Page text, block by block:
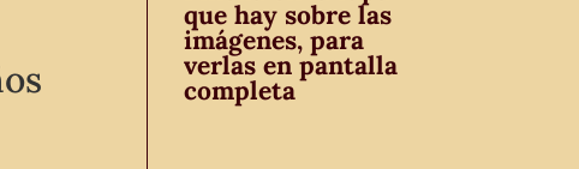
que hay sobre las
imágenes, para
verlas en pantalla
completa